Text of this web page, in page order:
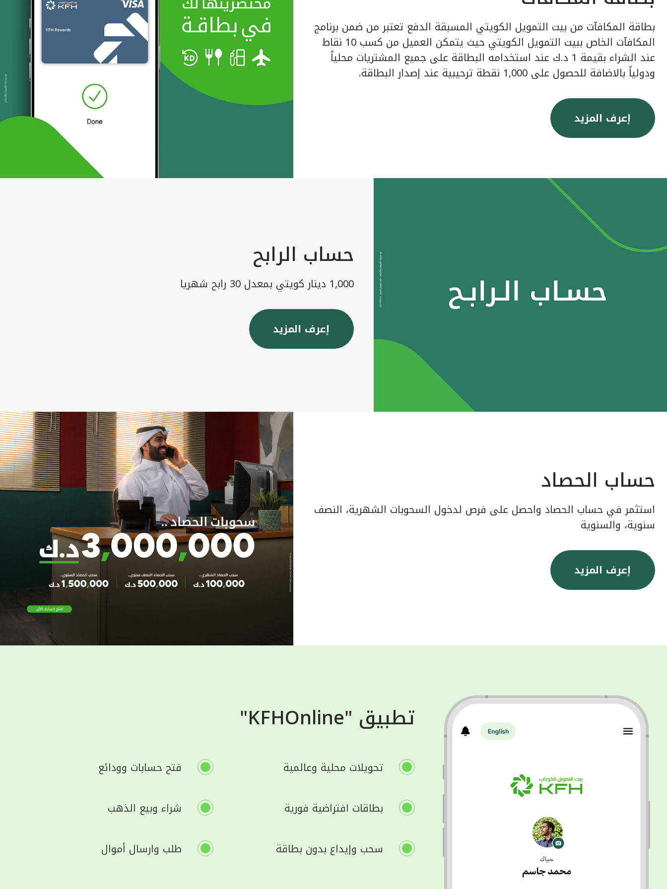
بطاقة المكافآت من بيت التمويل الكويتي المسبقة الدفع تعتبر من ضمن برنامج
المكافآت الخاص ببيت التمويل الكويتي حيث يتمكن العميل من كسب 10 نقاط
عند الشراء بقيمة 1 د.ك عند استخدامه البطاقة على جميع المشتريات محلياً
ودولياً بالاضافة للحصول على 1,000 نقطة ترحيبية عند إصدار البطاقة.
إعرف المزيد
حساب الرابح
1,000 دينار كويتي بمعدل 30 رابح شهريا
إعرف المزيد
حساب الحصاد
استثمر في حساب الحصاد واحصل على فرص لدخول السحوبات الشهرية، النصف
سنوية، والسنوية
إعرف المزيد
تطبيق "KFHOnline"
تحويلات محلية وعالمية فتح حسابات وودائع
بطاقات افتراضية فورية شراء وبيع الذهب
سحب وإيداع بدون بطاقة طلب وارسال أموال